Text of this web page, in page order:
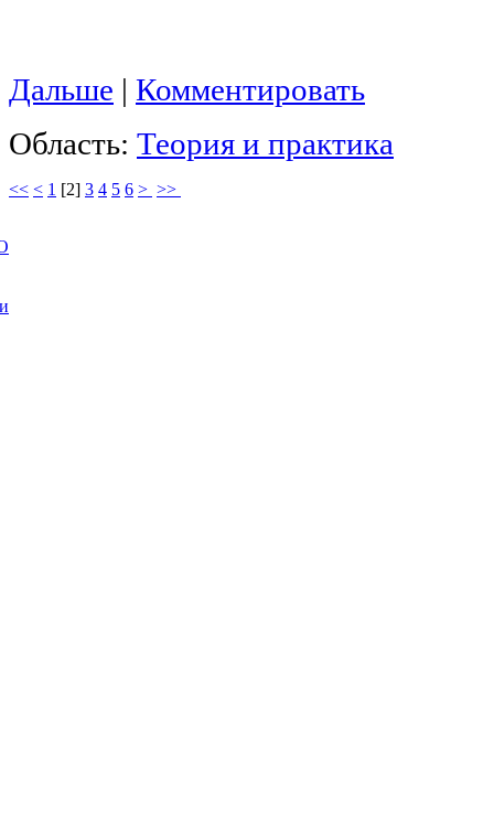
Дальше | Комментировать
Область: Теория и практика
<< < 1 [2] 3 4 5 6 > >>